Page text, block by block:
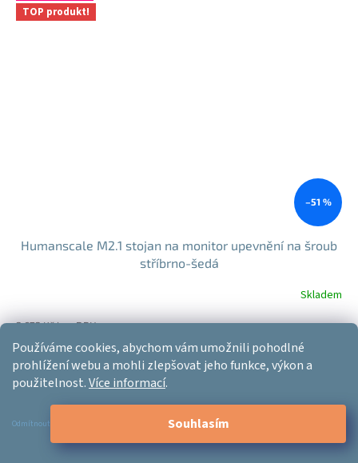
Používáme cookies, abychom vám umožnili pohodlné
prohlížení webu a mohli zlepšovat jeho funkce, výkon a
použitelnost.Více informací.
Odmítnout Souhlasím
TOP produkt!
–51 %
Humanscale M2.1 stojan na monitor upevnění na šroub
stříbrno-šedá
Skladem
3 673 Kč bez DPH
4 444 Kč
Měrná
cena:
4 444 Kč / 1 ks
Do košíku